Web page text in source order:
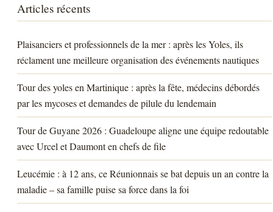
Articles récents
Plaisanciers et professionnels de la mer : après les Yoles, ils
réclament une meilleure organisation des événements nautiques
Tour des yoles en Martinique : après la fête, médecins débordés
par les mycoses et demandes de pilule du lendemain
Tour de Guyane 2026 : Guadeloupe aligne une équipe redoutable
avec Urcel et Daumont en chefs de file
Leucémie : à 12 ans, ce Réunionnais se bat depuis un an contre la
maladie – sa famille puise sa force dans la foi